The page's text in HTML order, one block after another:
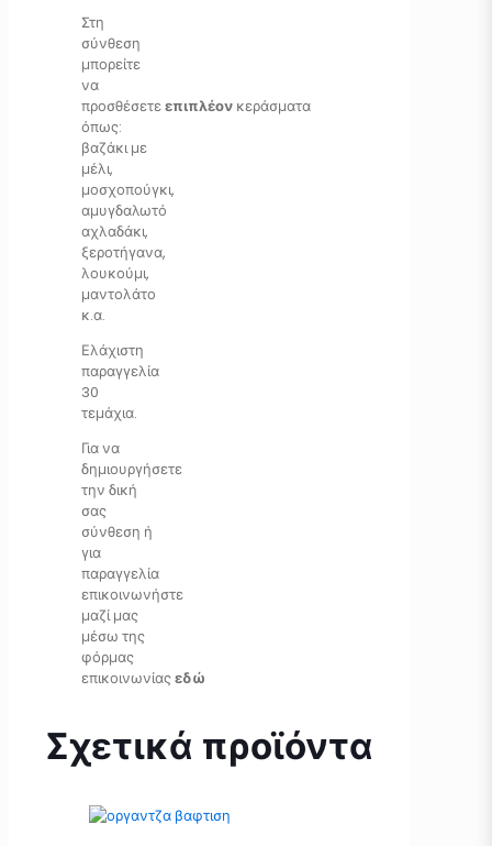
Στη
σύνθεση
μπορείτε
να
προσθέσετεεπιπλέον κεράσματα
όπως:
βαζάκι με
μέλι,
μοσχοπούγκι,
αμυγδαλωτό
αχλαδάκι,
ξεροτήγανα,
λουκούμι,
μαντολάτο
κ.α.
Ελάχιστη
παραγγελία
30
τεμάχια.
Για να
δημιουργήσετε
την δική
σας
σύνθεση ή
για
παραγγελία
επικοινωνήστε
μαζί μας
μέσω της
φόρμας
επικοινωνίαςεδώ
Σχετικά προϊόντα